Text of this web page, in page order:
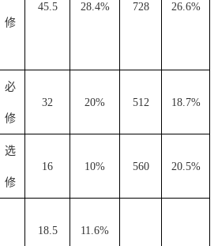
修
45.5 28.4% 728 26.6%
必
修
32 20% 512 18.7%
选
修
16 10% 560 20.5%
18.5 11.6%